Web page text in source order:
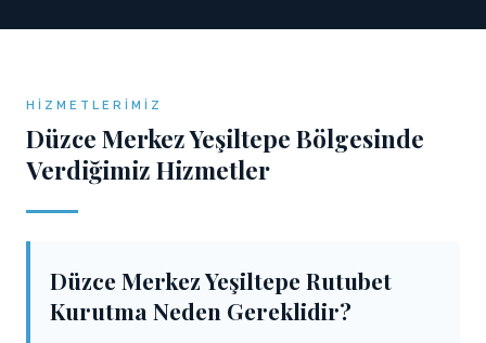
HIZMETLERIMIZ
Düzce Merkez Yeşiltepe Bölgesinde
Verdiğimiz Hizmetler
Düzce Merkez Yeşiltepe Rutubet
Kurutma Neden Gereklidir?